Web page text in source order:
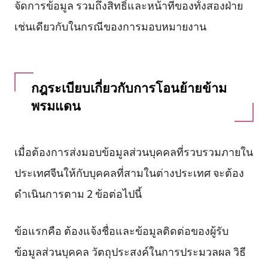
จัดการข้อมูล รวมถึงสิทธิ์และหน้าที่ของทั้งสองฝ่าย
เช่นเดียวกับในกรณีของการมอบหมายงาน
กฎระเบียบเกี่ยวกับการโอนย้ายข้าม
พรมแดน
เมื่อต้องการส่งมอบข้อมูลส่วนบุคคลที่รวบรวมภายใน
ประเทศจีนให้กับบุคคลที่สามในต่างประเทศ จะต้อง
ดำเนินการตาม 2 ข้อต่อไปนี้
ข้อแรกคือ ต้องแจ้งชื่อและข้อมูลติดต่อของผู้รับ
ข้อมูลส่วนบุคคล วัตถุประสงค์ในการประมวลผล วิธี